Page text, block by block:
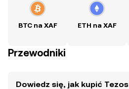
BTC na XAF ETH na XAF
Przewodniki
Dowiedz się, jak kupić Tezos